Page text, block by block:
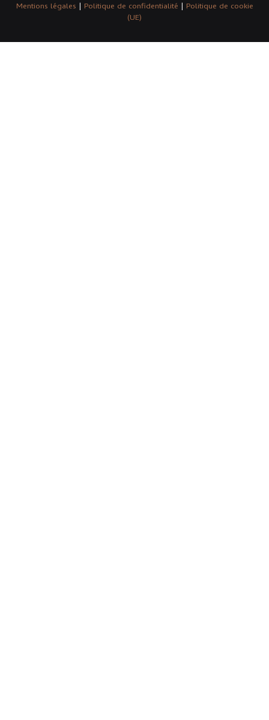
Mentions légales | Politique de confidentialité | Politique de cookie
(UE)